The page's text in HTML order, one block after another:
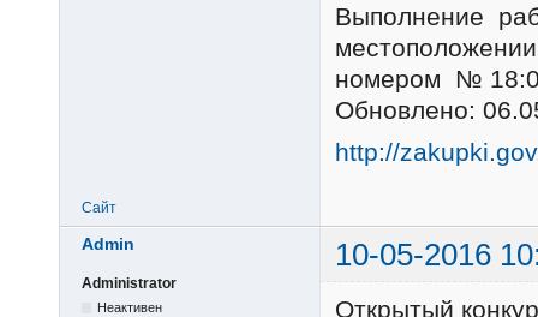
Выполнение
номером №
Обновлено:
http://
Сайт
Admin 10-05-2016
Administrator
Неактивен
Открытый